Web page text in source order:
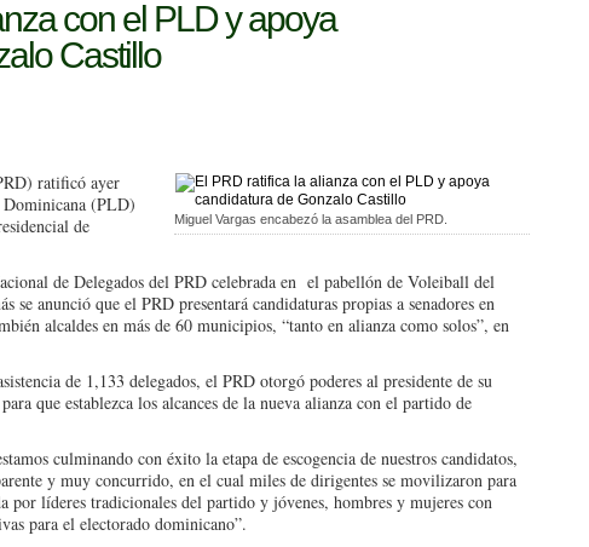
con el PLD y apoya
Castillo
Miguel Vargas encabezó la asamblea del PRD.
ratificó ayer
(PLD)
de
de Delegados del PRD celebrada en el pabellón de Voleiball del
se anunció que el PRD presentará candidaturas propias a senadores en
alcaldes en más de 60 municipios, “tanto en alianza como solos”, en
de 1,133 delegados, el PRD otorgó poderes al presidente de su
que establezca los alcances de la nueva alianza con el partido de
culminando con éxito la etapa de escogencia de nuestros candidatos,
y muy concurrido, en el cual miles de dirigentes se movilizaron para
por líderes tradicionales del partido y jóvenes, hombres y mujeres con
para el electorado dominicano”.